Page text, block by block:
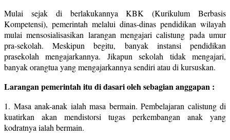
Mulai sejak di berlakukannya KBK (Kurikulum Berbasis
Kompetensi), pemerintah melalui dinas-dinas pendidikan wilayah
mulai mensosialisasikan larangan mengajari calistung pada umur
pra-sekolah. Meskipun begitu, banyak instansi pendidikan
prasekolah mengajarkannya. Jikapun sekolah tidak mengajari,
banyak orangtua yang mengajarkannya sendiri atau di kursuskan.
Larangan pemerintah itu di dasari oleh sebagian anggapan :
1. Masa anak-anak ialah masa bermain. Pembelajaran calistung di
kuatirkan akan mendistorsi tugas perkembangan anak yang
kodratnya ialah bermain.